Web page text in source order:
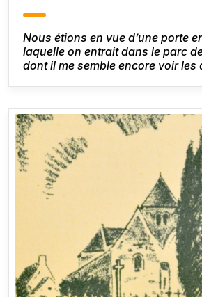
Nous étions en vue d’une porte
laquelle on entrait dans le parc
dont il me semble encore voir les
Balzac,Le Lys dans la vallée